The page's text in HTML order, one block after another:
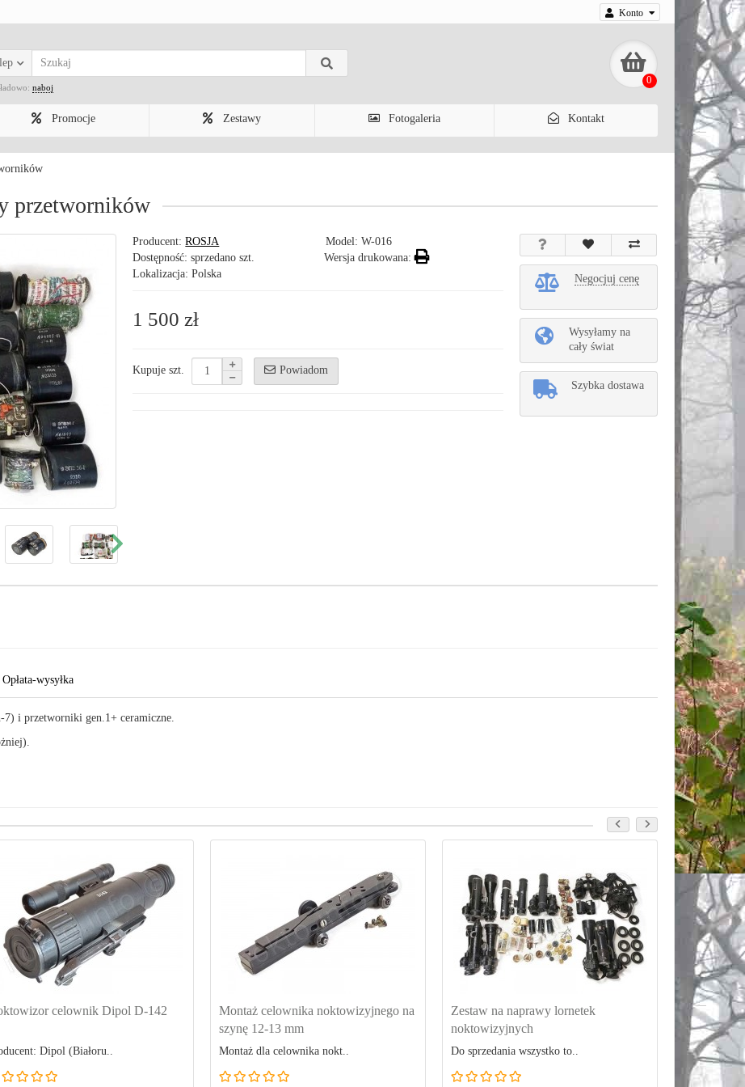
Konto
0
naboj
Promocje Zestawy Fotogaleria Kontakt
przetworników
Producent:ROSJA Model:W-016
Wersja drukowana:
Dostępność: sprzedano szt.
Lokalizacja: Polska
1 500 zł
Kupuje szt. Powiadom
Negocjuj cenę
Wysyłamy na
cały świat
Szybka dostawa
Opłata-wysyłka
i przetworniki gen.1+ ceramiczne.
celownik Dipol D-142
Dipol (Białoru..
Montaż celownika noktowizyjnego na
szynę 12-13 mm
Montaż dla celownika nokt..
Zestaw na naprawy lornetek
noktowizyjnych
Do sprzedania wszystko to..
Części
Do